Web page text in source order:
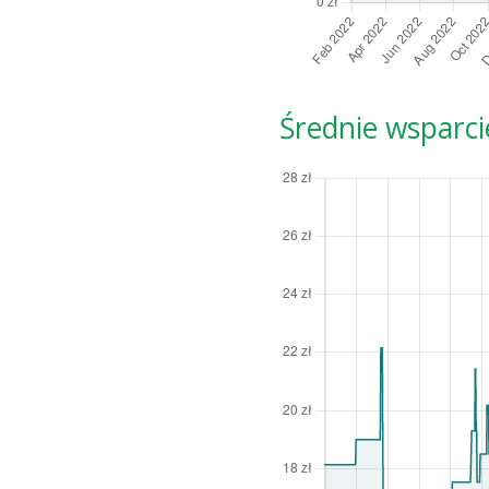
Średnie